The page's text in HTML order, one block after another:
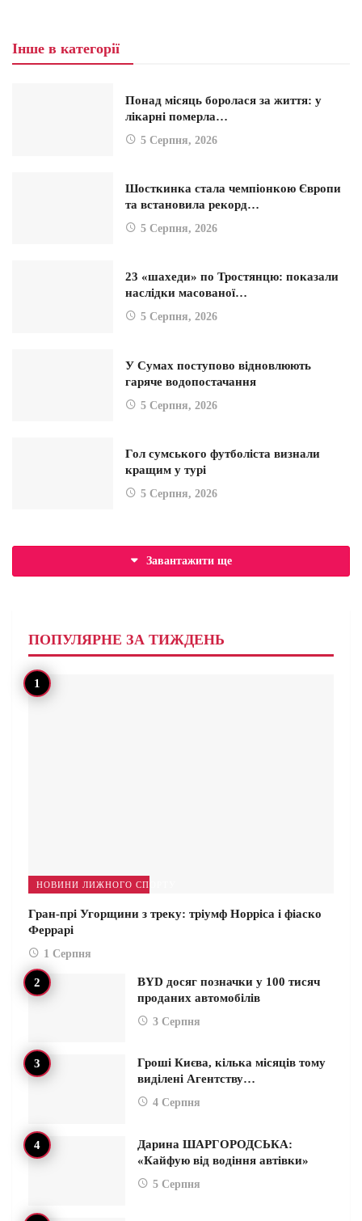
Інше в категорії
Понад місяць боролася за життя: у
лікарні померла…
5 Серпня, 2026
Шосткинка стала чемпіонкою Європи
та встановила рекорд…
5 Серпня, 2026
23 «шахеди» по Тростянцю: показали
наслідки масованої…
5 Серпня, 2026
У Сумах поступово відновлюють
гаряче водопостачання
5 Серпня, 2026
Гол сумського футболіста визнали
кращим у турі
5 Серпня, 2026
Завантажити ще
ПОПУЛЯРНЕ ЗА ТИЖДЕНЬ
НОВИНИ ЛИЖНОГО СПОРТУ
Гран-прі Угорщини з треку: тріумф Норріса і фіаско
Феррарі
1 Серпня
BYD досяг позначки у 100 тисяч
проданих автомобілів
3 Серпня
Гроші Києва, кілька місяців тому
виділені Агентству…
4 Серпня
Дарина ШАРГОРОДСЬКА:
«Кайфую від водіння автівки»
5 Серпня